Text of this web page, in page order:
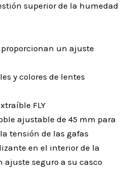
superior de la humedad
un ajuste
y colores de lentes
FLY
ajustable de 45 mm para
tensión de las gafas
en el interior de la
ajuste seguro a su casco